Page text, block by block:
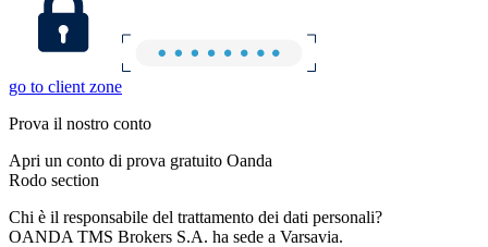
go to client zone
Prova il nostro conto
Apri un conto di prova gratuito Oanda
Rodo section
Chi è il responsabile del trattamento dei dati personali?
OANDA TMS Brokers S.A. ha sede a Varsavia.